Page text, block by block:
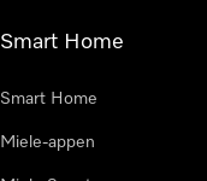
Smart Home
Smart Home
Miele-appen